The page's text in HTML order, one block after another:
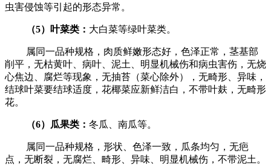
虫害侵蚀等引起的形态异常。
（5）叶菜类： 大白菜等绿叶菜类。
属同一品种规格，肉质鲜嫩形态好，色泽正常，茎基部
削平，无枯黄叶、病叶、泥土、明显机械伤和病虫害伤，无烧
心焦边、腐烂等现象，无抽苔（菜心除外），无畸形、异味，
结球叶菜要结球适度，花椰菜应新鲜洁白，不带叶麸，无畸形
花。
（6）瓜果类：冬瓜、南瓜等。
属同一品种规格，形状、色泽一致，瓜条均匀，无疤
点，无断裂，无腐烂、畸形、异味、明显机械伤，不带泥土。